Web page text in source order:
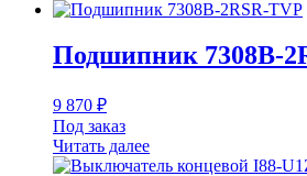
Подшипник 7308B-
9 870 ₽
Под заказ
Читать далее